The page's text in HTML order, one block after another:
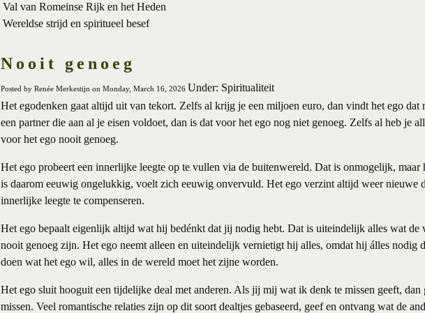
Val van Romeinse Rijk en het Heden
Wereldse strijd en spiritueel besef
Nooit genoeg
Posted by Renée Merkestijn on Monday, March 16, 2026 Under: Spiritualiteit
Het egodenken gaat altijd uit van tekort. Zelfs al krijg je een miljoen euro, dan vindt het ego dat
een partner die aan al je eisen voldoet, dan is dat voor het ego nog niet genoeg. Zelfs al heb je
voor het ego nooit genoeg.
Het ego probeert een innerlijke leegte op te vullen via de buitenwereld. Dat is onmogelijk, maar
is daarom eeuwig ongelukkig, voelt zich eeuwig onvervuld. Het ego verzint altijd weer nieuwe
innerlijke leegte te compenseren.
Het ego bepaalt eigenlijk altijd wat hij bedénkt dat jij nodig hebt. Dat is uiteindelijk alles wat de
nooit genoeg zijn. Het ego neemt alleen en uiteindelijk vernietigt hij alles, omdat hij álles nodig
doen wat het ego wil, alles in de wereld moet het zijne worden.
Het ego sluit hooguit een tijdelijke deal met anderen. Als jij mij wat ik denk te missen geeft,
missen. Veel romantische relaties zijn op dit soort dealtjes gebaseerd, geef en ontvang wat de